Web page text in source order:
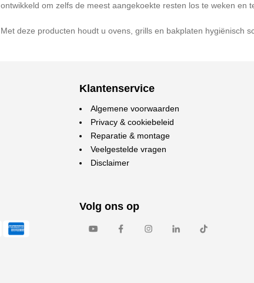
ontwikkeld om zelfs de meest aangekoekte resten los te weken en
Met deze producten houdt u ovens, grills en bakplaten hygiënisch
Klantenservice
Algemene voorwaarden
Privacy & cookiebeleid
Reparatie & montage
Veelgestelde vragen
Disclaimer
Volg ons op